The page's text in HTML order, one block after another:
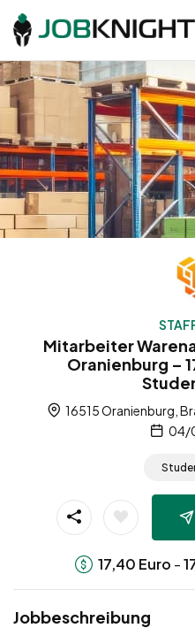
Mitarbeiter
Oranienburg –
16515 Oranienburg,
04/
17,40 Euro -
Jobbeschreibung